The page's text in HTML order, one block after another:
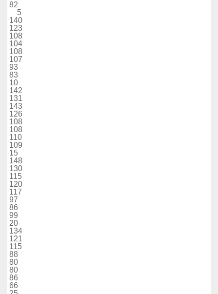
82
5
140
123
108
104
108
107
93
83
10
142
131
143
126
108
108
110
109
15
148
130
115
120
117
97
86
99
20
134
121
115
88
80
80
86
66